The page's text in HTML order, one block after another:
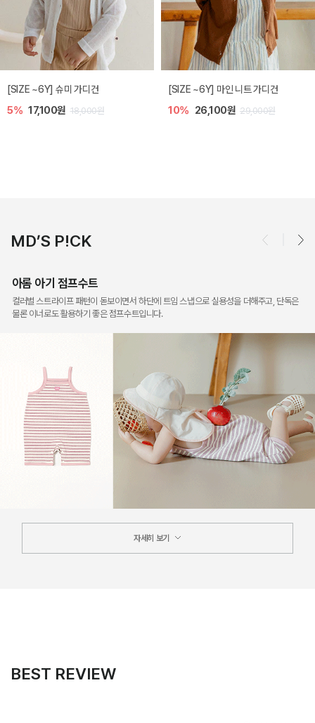
밀라 아기 점프수트
10% 30,600원 34,000원
밀라 아기 셋업
20% 35,200원 44,000원
MD’S P!CK
아롬 아기 점프수트
컬러별 스트라이프 패턴이 돋보이면서 하단에 트임 스냅으로 실용성을 더해주고, 단독은
물론 이너로도 활용하기 좋은 점프수트입니다.
자세히 보기
BEST REVIEW